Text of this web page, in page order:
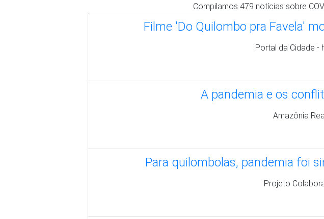
Por que é urgente proteger as
Conectas -
Em debate no Brasil
Pravda Ru -
O drama de
Outras